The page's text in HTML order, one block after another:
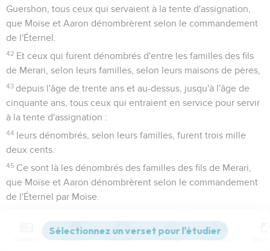
Guershon, tous ceux qui servaient à la tente d'assignation,
que Moïse et Aaron dénombrèrent selon le commandement
de l'Éternel.
42 Et ceux qui furent dénombrés d'entre les familles des fils
de Merari, selon leurs familles, selon leurs maisons de pères,
43 depuis l'âge de trente ans et au-dessus, jusqu'à l'âge de
cinquante ans, tous ceux qui entraient en service pour servir
à la tente d'assignation :
44 leurs dénombrés, selon leurs familles, furent trois mille
deux cents.
45 Ce sont là les dénombrés des familles des fils de Merari,
que Moïse et Aaron dénombrèrent selon le commandement
de l'Éternel par Moïse.
les princes d'Israël dénombrèrent, savoir les Lévites, selon
leurs familles et selon leurs maisons de pères,
Versions Commentaires Strong